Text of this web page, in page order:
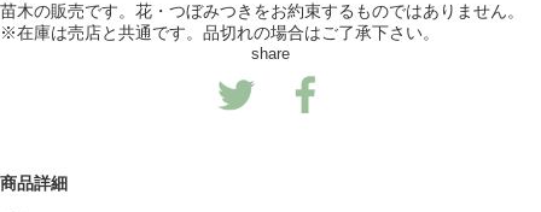
苗木の販売です。花・つぼみつきをお約束するものではありません。
※在庫は売店と共通です。品切れの場合はご了承下さい。
share
商品詳細